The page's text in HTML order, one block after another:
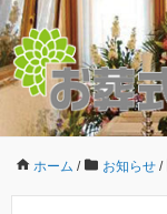
ホーム / お知らせ /